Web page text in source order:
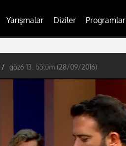
Yarışmalar Diziler Programlar
göz6 13. bölüm (28/09/2016)